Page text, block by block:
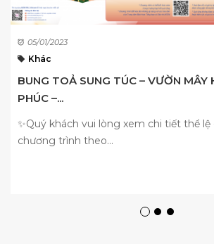
05/01/2023
Khác
BUNG TOẢ SUNG TÚC – VƯỜN MÂY
PHÚC –...
✨Quý khách vui lòng xem chi tiết thể lệ
chương trình theo...